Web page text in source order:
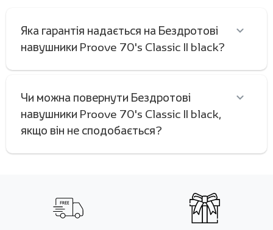
Яка гарантія надається на Бездротові
навушники Proove 70's Classic II black?
Чи можна повернути Бездротові
навушники Proove 70's Classic II black,
якщо він не сподобається?